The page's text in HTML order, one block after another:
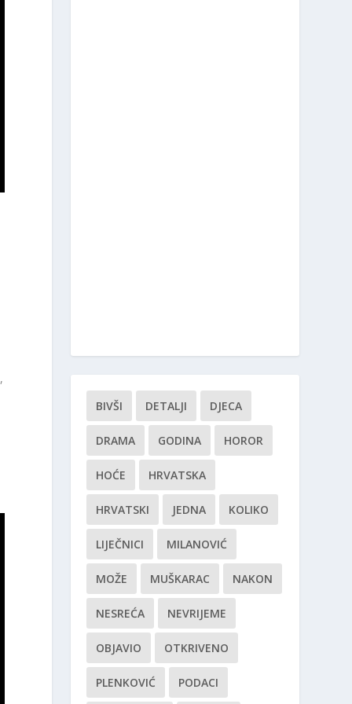
BIVŠI
DETALJI DJECA
DRAMA GODINA HOROR
HOĆE HRVATSKA
HRVATSKI JEDNA KOLIKO
LIJEČNICI MILANOVIĆ
MOŽE MUŠKARAC NAKON
NESREĆA NEVRIJEME
OBJAVIO OTKRIVENO
PLENKOVIĆ PODACI